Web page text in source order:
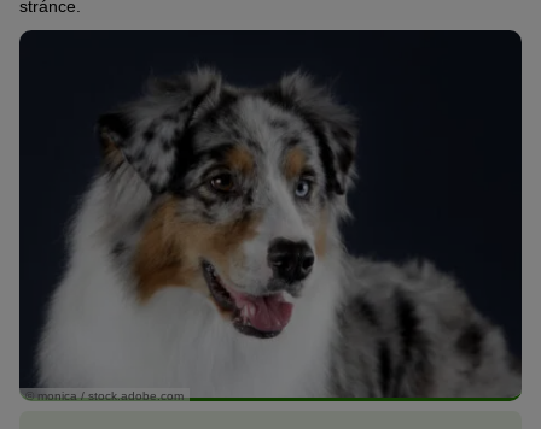
stránce.
© monica / stock.adobe.com